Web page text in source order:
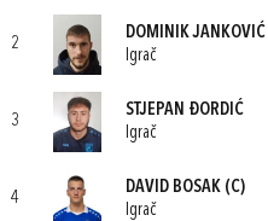
2
DOMINIK JANKOVIĆ
Igrač
3
STJEPAN ĐORDIĆ
Igrač
4
DAVID BOSAK (C)
Igrač